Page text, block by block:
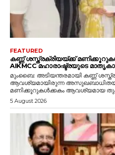
FEATURED
കണ്ണ് ശസ്ത്രക്രിയയ്ക്ക്
AIKMCC മഹാരാഷ്ട്രയുടെ
മുംബൈ: അടിയന്തരമായി കണ്ണ്
ആവശ്യമായിരുന്ന
മണിക്കൂറുകൾക്കകം ആവശ്യമായ തുക
5 August 2026